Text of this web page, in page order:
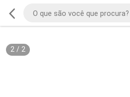
2/ 2